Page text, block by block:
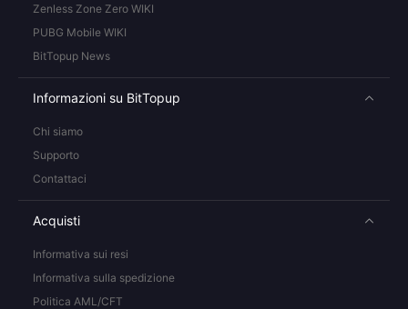
Zenless Zone Zero WIKI
PUBG Mobile WIKI
BitTopup News
Informazioni su BitTopup
Chi siamo
Supporto
Contattaci
Acquisti
Informativa sui resi
Informativa sulla spedizione
Politica AML/CFT